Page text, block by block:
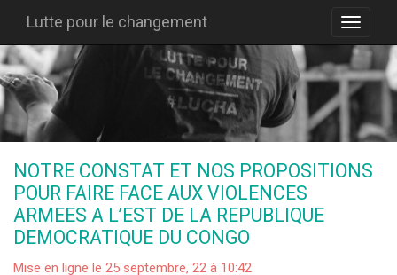
Lutte pour le changement
NOTRE CONSTAT ET NOS PROPOSITIONS
POUR FAIRE FACE AUX VIOLENCES
ARMEES A L’EST DE LA REPUBLIQUE
DEMOCRATIQUE DU CONGO
Mise en ligne le 25 septembre, 22 à 10:42